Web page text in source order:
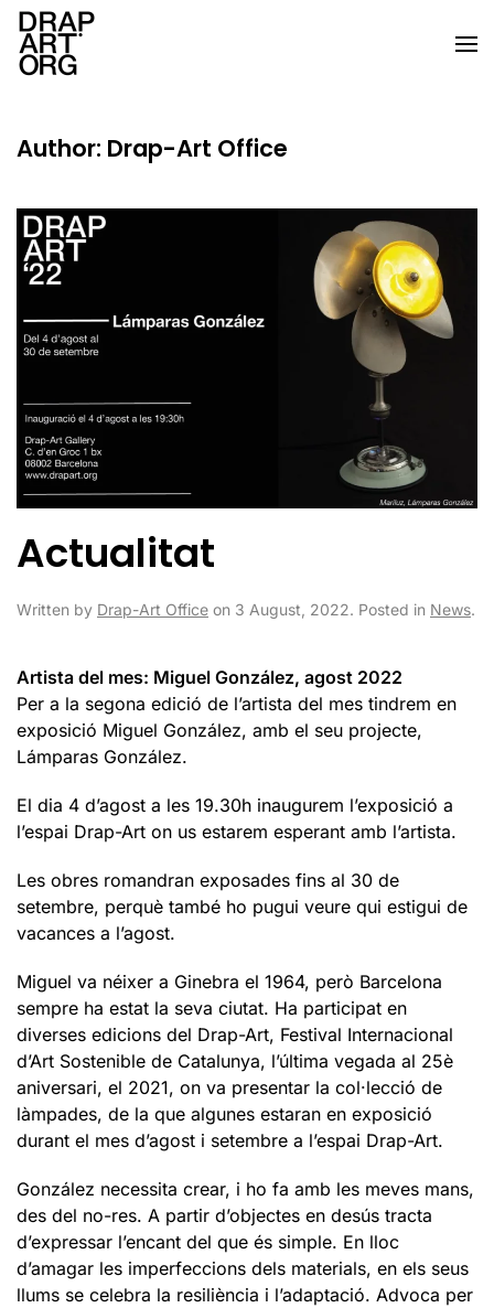
Skip to main content
Author: Drap-Art Office
Actualitat
Written by Drap-Art Office on 3 August, 2022. Posted in News.
Artista del mes: Miguel González, agost 2022
Per a la segona edició de l’artista del mes tindrem en
exposició Miguel González, amb el seu projecte,
Lámparas González.
El dia 4 d’agost a les 19.30h inaugurem l’exposició a
l’espai Drap-Art on us estarem esperant amb l’artista.
Les obres romandran exposades fins al 30 de
setembre, perquè també ho pugui veure qui estigui de
vacances a l’agost.
Miguel va néixer a Ginebra el 1964, però Barcelona
sempre ha estat la seva ciutat. Ha participat en
diverses edicions del Drap-Art, Festival Internacional
d’Art Sostenible de Catalunya, l’última vegada al 25è
aniversari, el 2021, on va presentar la col·lecció de
làmpades, de la que algunes estaran en exposició
durant el mes d’agost i setembre a l’espai Drap-Art.
González necessita crear, i ho fa amb les meves mans,
des del no-res. A partir d’objectes en desús tracta
d’expressar l’encant del que és simple. En lloc
d’amagar les imperfeccions dels materials, en els seus
llums se celebra la resiliència i l’adaptació. Advoca per